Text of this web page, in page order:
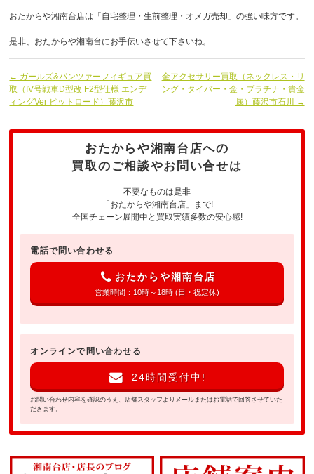
おたからや湘南台店は「自宅整理・生前整理・オメガ売却」の強い味方です。
是非、おたからや湘南台にお手伝いさせて下さいね。
← ガールズ&パンツァーフィギュア買
取（IV号戦車D型改 F2型仕様 エンデ
ィングVer ピットロード）藤沢市
金アクセサリー買取（ネックレス・リ
ング・タイバー・金・プラチナ・貴金
属）藤沢市石川 →
おたからや湘南台店への
買取のご相談やお問い合せは
不要なものは是非
「おたからや湘南台店」まで!
全国チェーン展開中と買取実績多数の安心感!
電話で問い合わせる
おたからや湘南台店
営業時間：10時～18時 (日・祝定休)
オンラインで問い合わせる
24時間受付中!
お問い合わせ内容を確認のうえ、店舗スタッフよりメールまたはお電話で回答させていた
だきます。